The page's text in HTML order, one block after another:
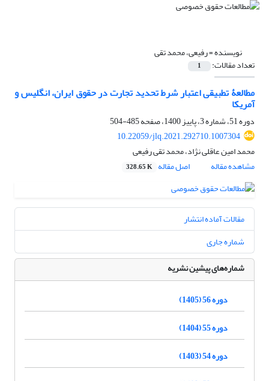
نویسنده =رفیعی، محمد تقی
تعداد مقالات: 1
مطالعۀ تطبیقی اعتبار شرط تحدید تجارت‎ ‎در حقوق ‏ایران، انگلیس و
آمریکا
دوره 51، شماره 3، پاییز 1400، صفحه
485-504
10.22059/jlq.2021.292710.1007304
محمد امین عاقلی نژاد، محمد تقی رفیعی
مشاهده مقاله
اصل مقاله 328.65 K
مقالات آماده انتشار
شماره جاری
شماره‌های پیشین نشریه
دوره 56 (1405)
دوره 55 (1404)
دوره 54 (1403)